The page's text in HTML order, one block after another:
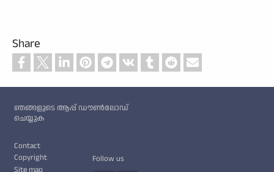
Share
ഞങ്ങളുടെ ആപ്പ് ഡൗൺലോഡ്
ചെയ്യുക
Contact
Copyright
Site map
Follow us